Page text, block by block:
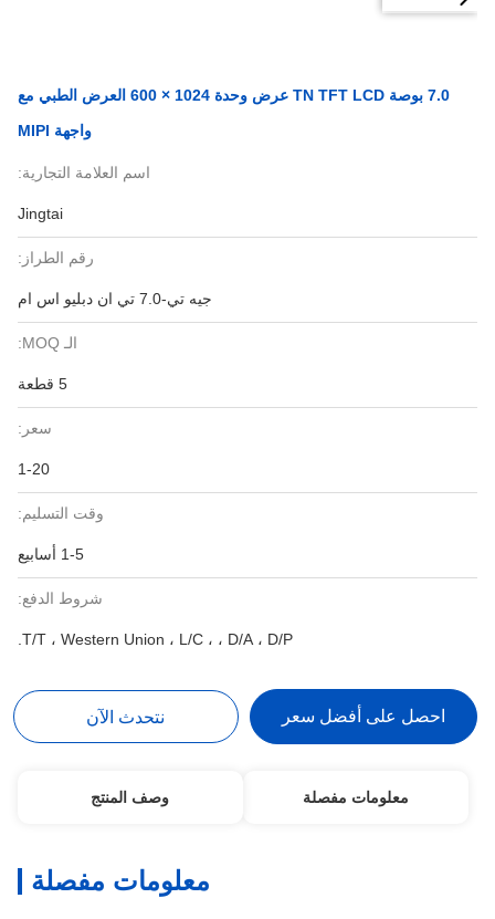
7.0 بوصة TN TFT LCD عرض وحدة 1024 × 600 العرض الطبي مع
واجهة MIPI
اسم العلامة التجارية:
Jingtai
رقم الطراز:
جيه تي-7.0 تي ان دبليو اس ام
الـ MOQ:
5 قطعة
سعر:
1-20
وقت التسليم:
1-5 أسابيع
شروط الدفع:
T/T ، Western Union ، L/C ، ، D/A ، D/P.
احصل على أفضل سعر نتحدث الآن
معلومات مفصلة وصف المنتج
معلومات مفصلة